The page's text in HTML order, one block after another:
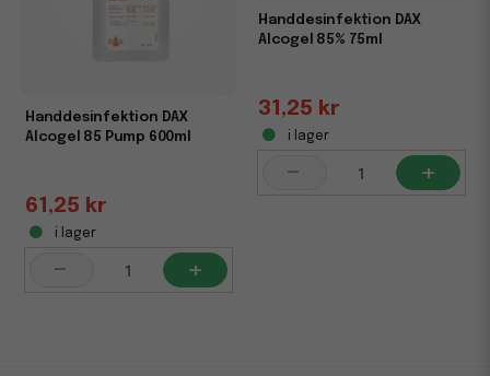
Handdesinfektion DAX
Alcogel 85 Pump 600ml
61,25 kr
i lager
- +
Handdesinfektion DAX
Alcogel 85% 75ml
31,25 kr
i lager
- +